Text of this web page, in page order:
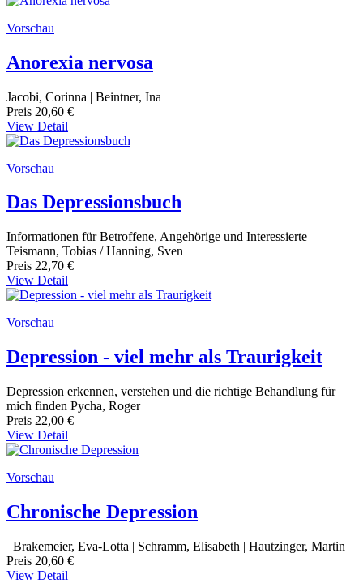
Vorschau
Anorexia nervosa
Jacobi, Corinna | Beintner, Ina
Preis 20,60 €
View Detail
Vorschau
Das Depressionsbuch
Informationen für Betroffene, Angehörige und Interessierte
Teismann, Tobias / Hanning, Sven
Preis 22,70 €
View Detail
Vorschau
Depression - viel mehr als Traurigkeit
Depression erkennen, verstehen und die richtige Behandlung für
mich finden Pycha, Roger
Preis 22,00 €
View Detail
Vorschau
Chronische Depression
Brakemeier, Eva-Lotta | Schramm, Elisabeth | Hautzinger, Martin
Preis 20,60 €
View Detail